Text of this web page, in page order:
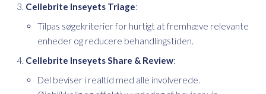
Cellebrite Inseyets Triage:
Tilpas søgekriterier for hurtigt at fremhæve relevante
enheder og reducere behandlingstiden.
Cellebrite Inseyets Share & Review:
Del beviser i realtid med alle involverede.